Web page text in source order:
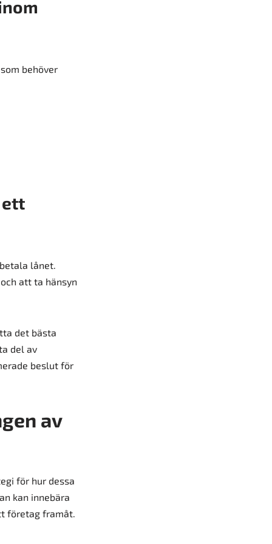
behöver
ett
lånet.
att ta hänsyn
det bästa
del av
beslut för
av
för hur dessa
kan innebära
företag framåt.